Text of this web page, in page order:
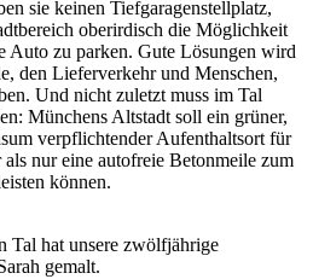
sie keinen Tiefgaragenstellplatz,
oberirdisch die Möglichkeit
Auto zu parken. Gute Lösungen wird
den Lieferverkehr und Menschen,
Und nicht zuletzt muss im Tal
Münchens Altstadt soll ein grüner,
verpflichtender Aufenthaltsort für
nur eine autofreie Betonmeile zum
können.
Tal hat unsere zwölfjährige
gemalt.